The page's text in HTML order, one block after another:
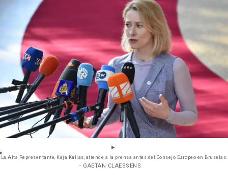
La Alta Representante, Kaja Kallas, atiende a la prensa antes del Consejo Europeo en Bruselas.
- GAETAN CLAESSENS